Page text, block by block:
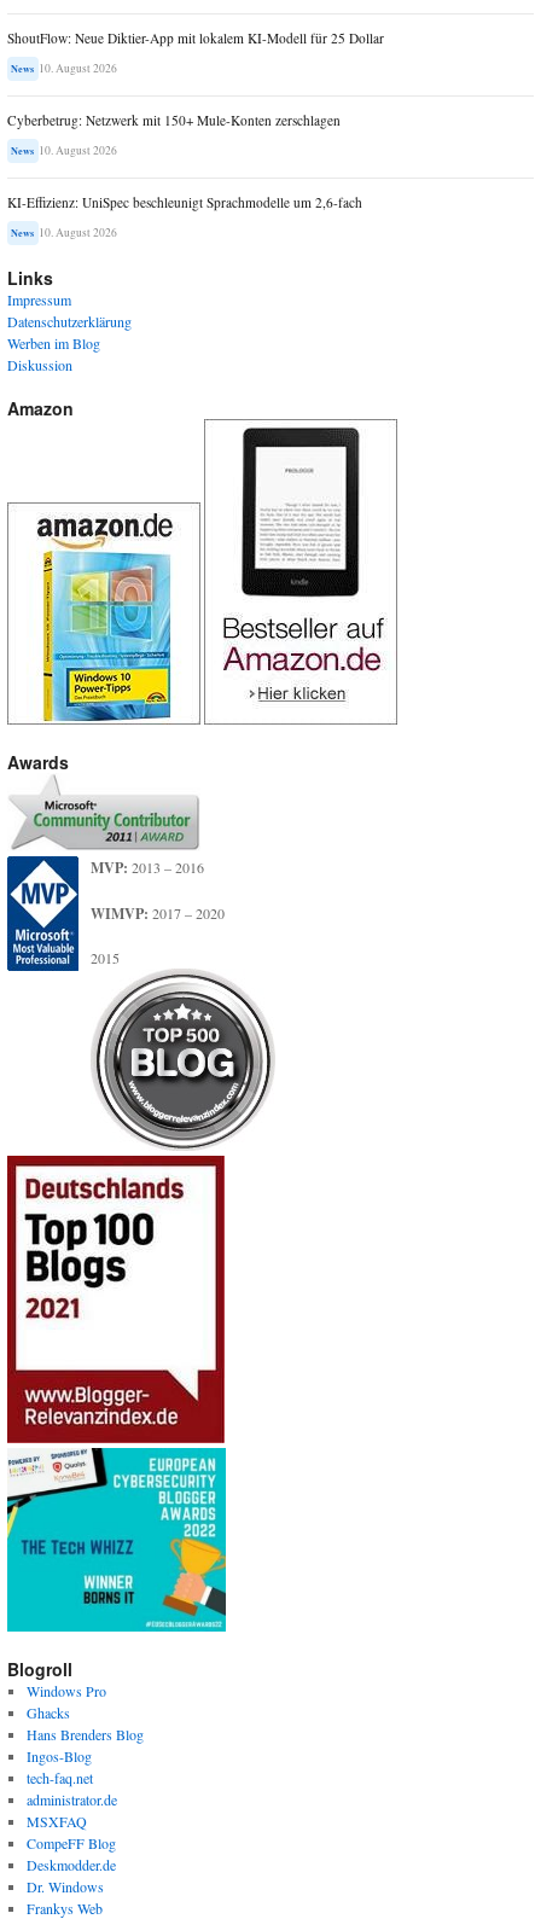
ShoutFlow: Neue Diktier-App mit lokalem KI-Modell für 25 Dollar
News 10. August 2026
Cyberbetrug: Netzwerk mit 150+ Mule-Konten zerschlagen
News 10. August 2026
KI-Effizienz: UniSpec beschleunigt Sprachmodelle um 2,6-fach
News 10. August 2026
Links
Impressum
Datenschutzerklärung
Werben im Blog
Diskussion
Amazon
Awards
MVP: 2013 – 2016
WIMVP: 2017 – 2020
2015
Blogroll
Windows Pro
Ghacks
Hans Brenders Blog
Ingos-Blog
tech-faq.net
administrator.de
MSXFAQ
CompeFF Blog
Deskmodder.de
Dr. Windows
Frankys Web